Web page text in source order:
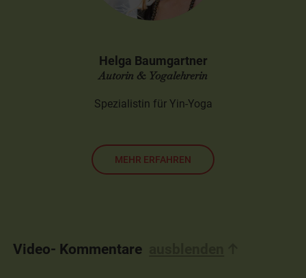
Helga Baumgartner
Autorin & Yogalehrerin
Spezialistin für Yin-Yoga
MEHR ERFAHREN
Video- Kommentare